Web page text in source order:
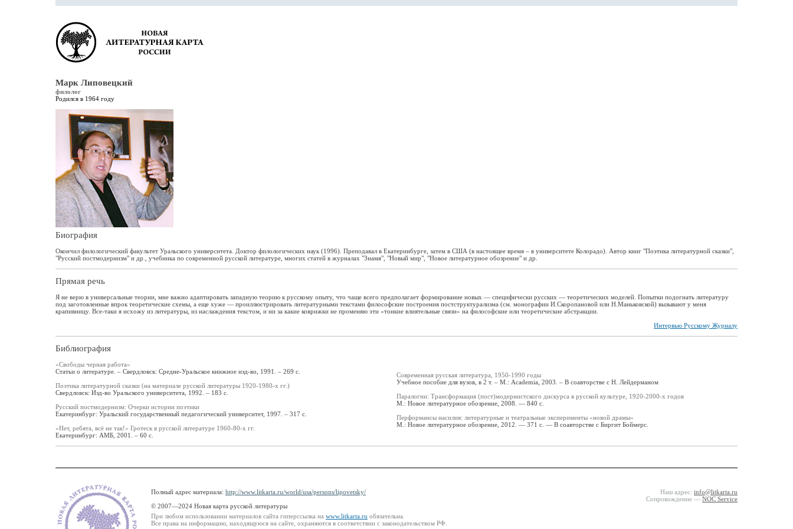
Марк Липовецкий
филолог
Родился в 1964 году
Биография
Окончил филологический факультет Уральского университета. Доктор филологических наук (1996). Преподавал в Екатеринбурге, затем в США (в настоящее время – в университете Колорадо). Автор книг "Поэтика литературной сказки",
"Русский постмодернизм" и др., учебника по современной русской литературе, многих статей в журналах "Знамя", "Новый мир", "Новое литературное обозрение" и др.
Прямая речь
Я не верю в универсальные теории, мне важно адаптировать западную теорию к русскому опыту, что чаще всего предполагает формирование новых — специфически русских — теоретических моделей. Попытки подогнать литературу
под заготовленные впрок теоретические схемы, а еще хуже — проиллюстрировать литературными текстами философские построения постструктурализма (см. монографии И.Скоропановой или Н.Маньковской) вызывают у меня
крапивницу. Все-таки я исхожу из литературы, из наслаждения текстом, и ни за какие коврижки не променяю эти «тонкие влиятельные связи» на философские или теоретические абстракции.
Интервью Русскому Журналу
Библиография
«Свободы черная работа»
Статьи о литературе. – Свердловск: Средне-Уральское книжное изд-во, 1991. – 269 с.
Поэтика литературной сказки (на материале русской литературы 1920-1980-х гг.)
Свердловск: Изд-во Уральского университета, 1992. – 183 с.
Русский постмодернизм: Очерки истории поэтики
Екатеринбург: Уральский государственный педагогический университет, 1997. – 317 с.
«Нет, ребята, всё не так!» Гротеск в русской литературе 1960-80-х гг.
Екатеринбург: АМБ, 2001. – 60 с.
Современная русская литература, 1950-1990 годы
Учебное пособие для вузов, в 2 т. – М.: Academia, 2003. – В соавторстве с Н. Лейдерманом
Паралогии: Трансформация (пост)модернистского дискурса в русской культуре, 1920-2000-х годов
М.: Новое литературное обозрение, 2008. — 840 с.
Перформансы насилия: литературные и театральные эксперименты «новой драмы»
М.: Новое литературное обозрение, 2012. — 371 с. — В соавторстве с Биргит Боймерс.
Полный адрес материала: http://www.litkarta.ru/world/usa/persons/lipovetsky/
© 2007—2024 Новая карта русской литературы
При любом использовании материалов сайта гиперссылка на www.litkarta.ru обязательна.
Все права на информацию, находящуюся на сайте, охраняются в соответствии с законодательством РФ.
Наш адрес: info@litkarta.ru
Сопровождение — NOC Service